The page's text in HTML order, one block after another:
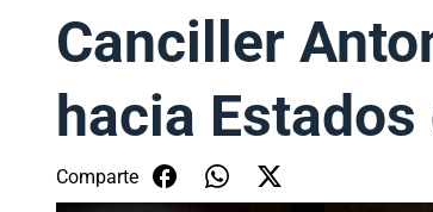
Canciller
hacia
Comparte